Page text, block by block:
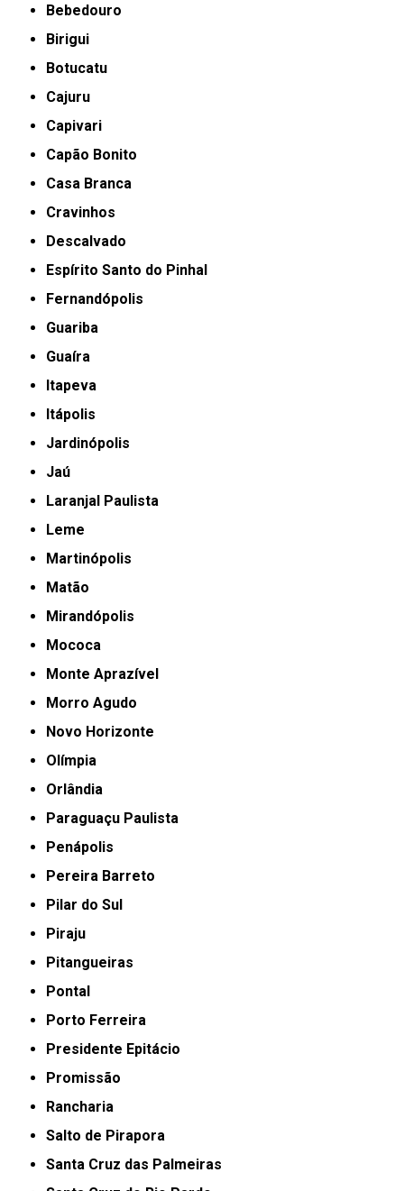
Bebedouro
Birigui
Botucatu
Cajuru
Capivari
Capão Bonito
Casa Branca
Cravinhos
Descalvado
Espírito Santo do Pinhal
Fernandópolis
Guariba
Guaíra
Itapeva
Itápolis
Jardinópolis
Jaú
Laranjal Paulista
Leme
Martinópolis
Matão
Mirandópolis
Mococa
Monte Aprazível
Morro Agudo
Novo Horizonte
Olímpia
Orlândia
Paraguaçu Paulista
Penápolis
Pereira Barreto
Pilar do Sul
Piraju
Pitangueiras
Pontal
Porto Ferreira
Presidente Epitácio
Promissão
Rancharia
Salto de Pirapora
Santa Cruz das Palmeiras